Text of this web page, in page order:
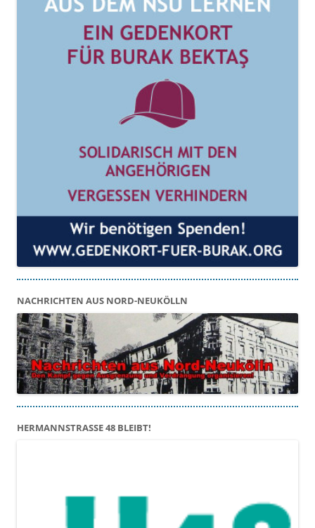
NACHRICHTEN AUS NORD-NEUKÖLLN
HERMANNSTRASSE 48 BLEIBT!